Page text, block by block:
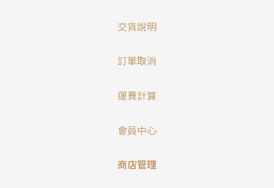
交貨說明
訂單取消
運費計算
會員中心
商店管理